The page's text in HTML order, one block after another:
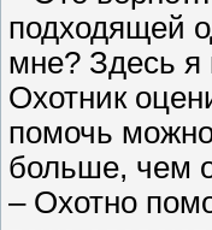
подходящей
мне? Здесь я
Охотник
помочь
больше, чем
– Охотно